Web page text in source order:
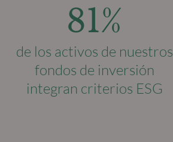
81%
de los activos de nuestros
fondos de inversión
integran criterios ESG